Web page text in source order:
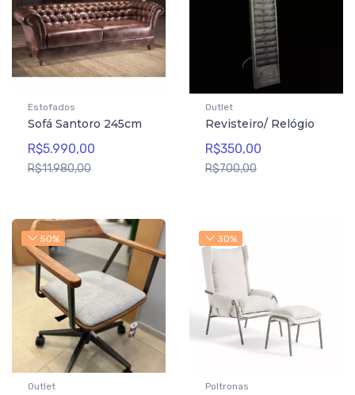
Estofados
Sofá Santoro 245cm
R$5.990,00
R$11.980,00
Outlet
Revisteiro/ Relógio
R$350,00
R$700,00
50%
Outlet
30%
Poltronas